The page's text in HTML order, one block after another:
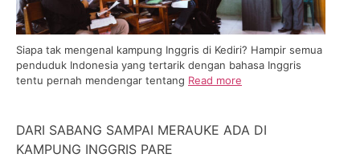
Siapa tak mengenal kampung Inggris di Kediri? Hampir semua
penduduk Indonesia yang tertarik dengan bahasa Inggris
tentu pernah mendengar tentang Read more
DARI SABANG SAMPAI MERAUKE ADA DI
KAMPUNG INGGRIS PARE